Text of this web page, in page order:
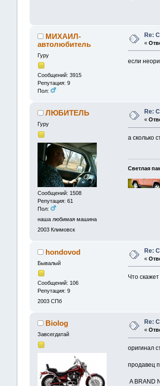
МИХАИЛ-
автолюбитель
Гуру
Сообщений: 3915
Репутация: 9
Пол:
Re:
«
если
ЛЮБИТЕЛЬ
Гуру
Сообщений: 1508
Репутация: 61
Пол:
наша любимая машина
2003 Климовск
Re:
«
а сколько
Светлая
hondovod
Бывалый
Сообщений: 106
Репутация: 9
2003 СПб
Re:
«
Что
Biolog
Завсегдатай
Re:
«
оригинал
продавец
A BRAND